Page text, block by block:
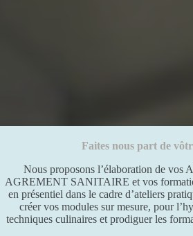
Faites nous part de
Nous proposons l’élaboration de vos
AGREMENT SANITAIRE et vos
en présentiel dans le cadre d’ateliers
créer vos modules sur mesure, pour
techniques culinaires et prodiguer les